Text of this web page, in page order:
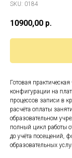
SKU: 0184
10900,00 р.
Готовая
конфигурации на
процессов записи в
расчёта оплаты
образовательном
полный цикл работы
до учёта посещений,
образовательных